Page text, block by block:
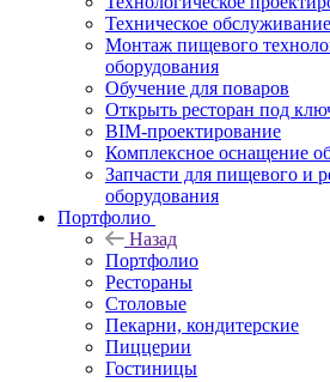
Техническое
Монтаж пищевого
оборудования
Обучение для поваров
Открыть ресторан под
BIM-проектирование
Комплексное оснащение
Запчасти для пищевого и
оборудования
Портфолио
Назад
Портфолио
Рестораны
Столовые
Пекарни, кондитерские
Пиццерии
Гостиницы